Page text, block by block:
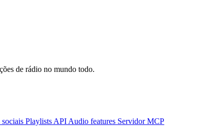
de rádio no mundo todo.
sociais Playlists API Audio features Servidor MCP